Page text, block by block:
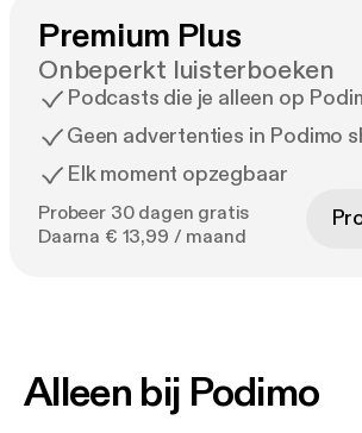
Premium Plus
Onbeperkt luisterboeken
Podcasts die je alleen op
Geen advertenties in Podimo
Elk moment opzegbaar
Probeer 30 dagen gratis
Daarna € 13,99 / maand
Alleen bij Podimo